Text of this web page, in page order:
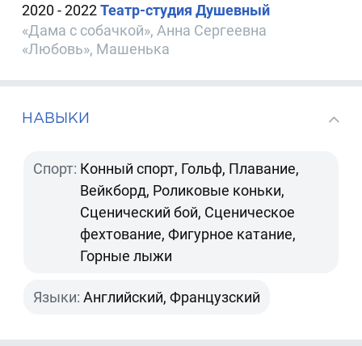
2020 - 2022Театр-студия Душевный
«Дама с собачкой», Анна Сергеевна
«Любовь», Машенька
НАВЫКИ
Спорт: Конный спорт, Гольф, Плавание,
Вейкборд, Роликовые коньки,
Сценический бой, Сценическое
фехтование, Фигурное катание,
Горные лыжи
Языки: Английский, Французский